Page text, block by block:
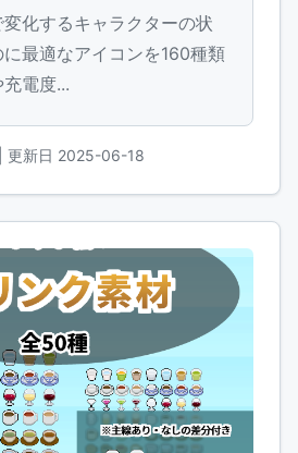
化するキャラクターの状
最適なアイコンを160種類
電度...
| 更新日 2025-06-18